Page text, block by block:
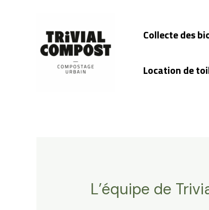
Collecte des
Location de
L’équipe de